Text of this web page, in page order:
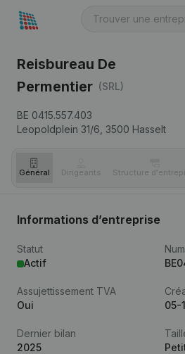
Reisbureau De
Permentier (SRL)
BE 0415.557.403
Leopoldplein 31/6, 3500 Hasselt
Général Dirigeants Structure
Informations d’entreprise
Statut
Actif
Assujettissement TVA
Oui
05-
Dernier bilan
2025